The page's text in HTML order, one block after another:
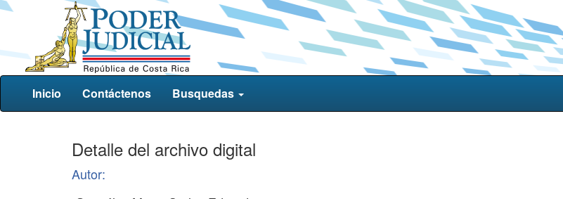
Inicio Contáctenos Busquedas
Detalle del archivo digital
Autor: